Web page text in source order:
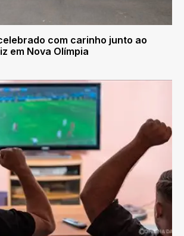
com carinho junto ao
em Nova Olímpia